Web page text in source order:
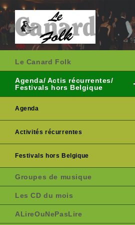
Le Canard Folk
Agenda/ Actis récurrentes/
Festivals hors Belgique
Agenda
Activités récurrentes
Festivals hors Belgique
Groupes de musique
Les CD du mois
ALireOuNePasLire